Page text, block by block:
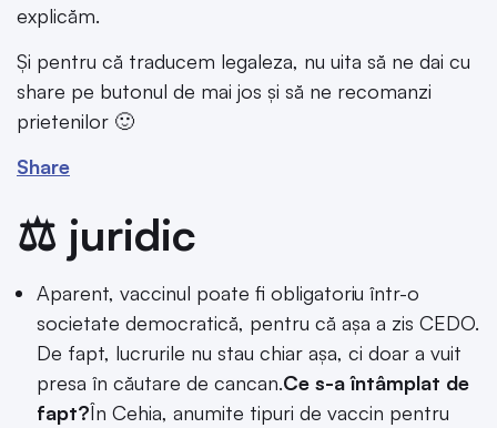
explicăm.
Și pentru că traducem legaleza, nu uita să ne dai cu
share pe butonul de mai jos și să ne recomanzi
prietenilor 🙂
Share
⚖️ juridic
Aparent, vaccinul poate fi obligatoriu într-o
societate democratică, pentru că așa a zis CEDO.
De fapt, lucrurile nu stau chiar așa, ci doar a vuit
presa în căutare de cancan.Ce s-a întâmplat de
fapt?În Cehia, anumite tipuri de vaccin pentru